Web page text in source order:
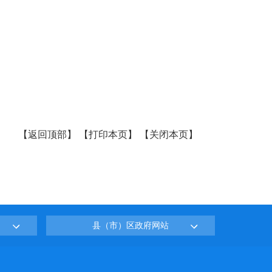
【返回顶部 】 【打印本页】 【 关闭本页】
县（市）区政府网站